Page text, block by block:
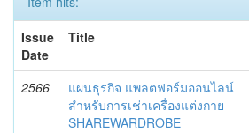
Issue
Date
Title
2566
แผนธุรกิจ แพลตฟอร์มออนไลน์
สำหรับการเช่าเครื่องแต่งกาย
SHAREWARDROBE